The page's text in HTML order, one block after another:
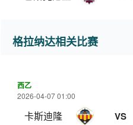
格拉纳达相关比赛
西乙
2026-04-07 01:00
卡斯迪隆 VS